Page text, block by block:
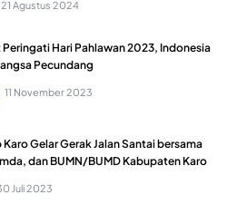
21 Agustus 2024
Peringati Hari Pahlawan 2023, Indonesia
Pecundang
11 November 2023
Karo Gelar Gerak Jalan Santai bersama
dan BUMN/BUMD Kabupaten Karo
Juli 2023